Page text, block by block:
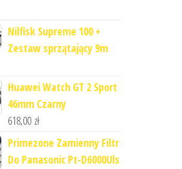
Nilfisk Supreme 100 +
Zestaw sprzątający 9m
Huawei Watch GT 2 Sport
46mm Czarny
618,00 zł
Primezone Zamienny Filtr
Do Panasonic Pt-D6000Uls